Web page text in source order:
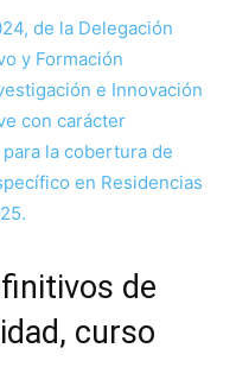
de la Delegación
y Formación
e Innovación
con carácter
la cobertura de
en Residencias
de
curso